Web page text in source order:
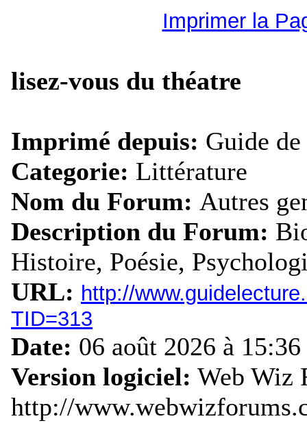
Imprimer la
lisez-vous du théatre
Imprimé depuis: Guide
Categorie: Littérature
Nom du Forum: Autres
Description du Forum:
Histoire, Poésie,
URL: http://
TID=313
Date: 06 août 2026 à 15:36
Version logiciel: Web Wiz
http://